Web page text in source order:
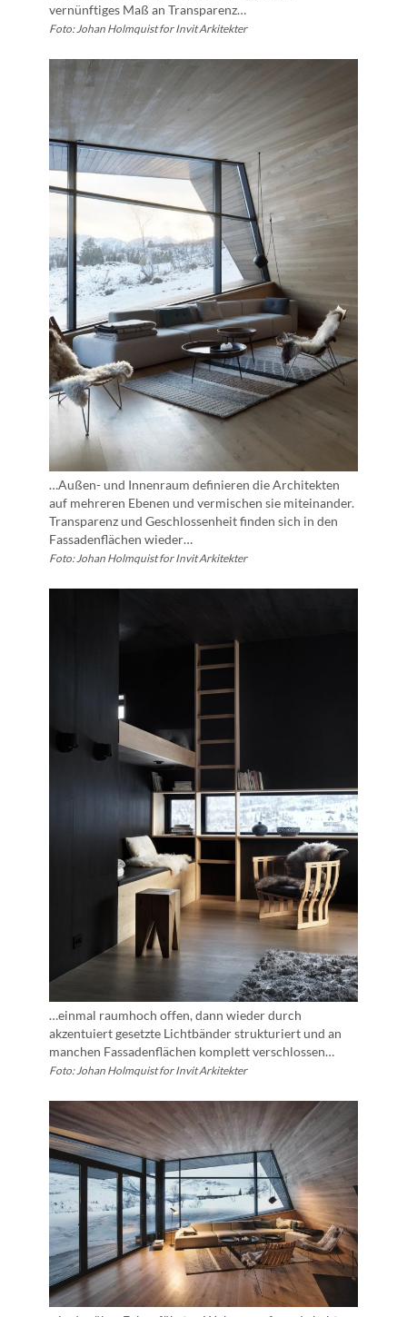
vernünftiges Maß an Transparenz…
Foto: Johan Holmquist for Invit Arkitekter
…Außen- und Innenraum definieren die Architekten
auf mehreren Ebenen und vermischen sie miteinander.
Transparenz und Geschlossenheit finden sich in den
Fassadenflächen wieder…
Foto: Johan Holmquist for Invit Arkitekter
…einmal raumhoch offen, dann wieder durch
akzentuiert gesetzte Lichtbänder strukturiert und an
manchen Fassadenflächen komplett verschlossen…
Foto: Johan Holmquist for Invit Arkitekter